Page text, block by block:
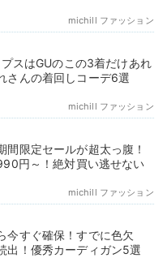
michill ファッション
スはGUのこの3着だけあれ
さんの着回しコーデ6選
michill ファッション
間限定セールが超太っ腹！
円～！絶対買い逃せない
michill ファッション
今すぐ確保！すでに色欠
出！優秀カーディガン5選